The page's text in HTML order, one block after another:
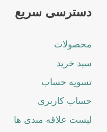
دسترسی سریع
محصولات
سبد خرید
تسویه حساب
حساب کاربری
لیست علاقه مندی ها